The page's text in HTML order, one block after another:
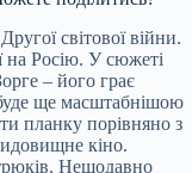
світової війни.
на Росію. У сюжеті
– його грає
ще масштабнішою
планку порівняно з
кіно.
Нещодавно